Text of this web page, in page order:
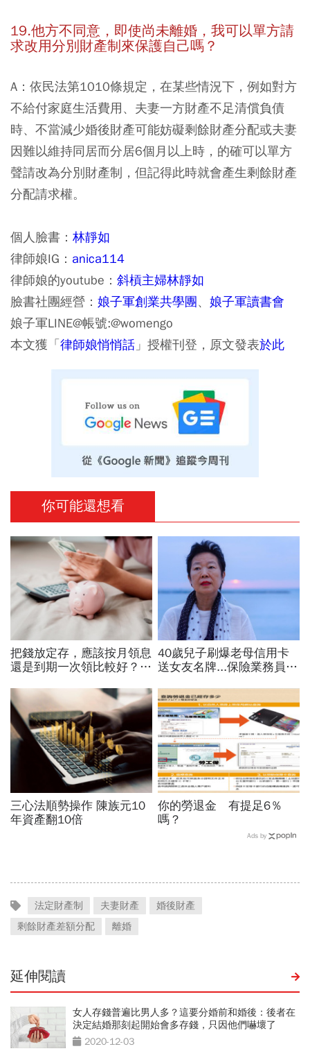
19.他方不同意，即使尚未離婚，我可以單方請
求改用分別財產制來保護自己嗎？
A：依民法第1010條規定，在某些情況下，例如對方
不給付家庭生活費用、夫妻一方財產不足清償負債
時、不當減少婚後財產可能妨礙剩餘財產分配或夫妻
因難以維持同居而分居6個月以上時，的確可以單方
聲請改為分別財產制，但記得此時就會產生剩餘財產
分配請求權。
個人臉書： 林靜如
律師娘IG： anica114
律師娘的youtube： 斜槓主婦林靜如
臉書社團經營： 娘子軍創業共學團、 娘子軍讀書會
娘子軍LINE@帳號:@womengo
本文獲「律師娘悄悄話 」授權刊登，原文發表於此
你可能還想看
把錢放定存，應該按月領息
還是到期一次領比較好？關
些事
40歲兒子刷爆老母信用卡
送女友名牌...保險業務員看
而是父母用錢換孩子的愛
三心法順勢操作 陳族元10
年資產翻10倍
你的勞退金 有提足6％
嗎？
Ads by
法定財產制 夫妻財產
婚後財產
剩餘財產差額分配
離婚
延伸閱讀
女人存錢普遍比男人多？這要分婚前和婚後：後者在
決定結婚那刻起開始會多存錢，只因他們嚇壞了
2020-12-03